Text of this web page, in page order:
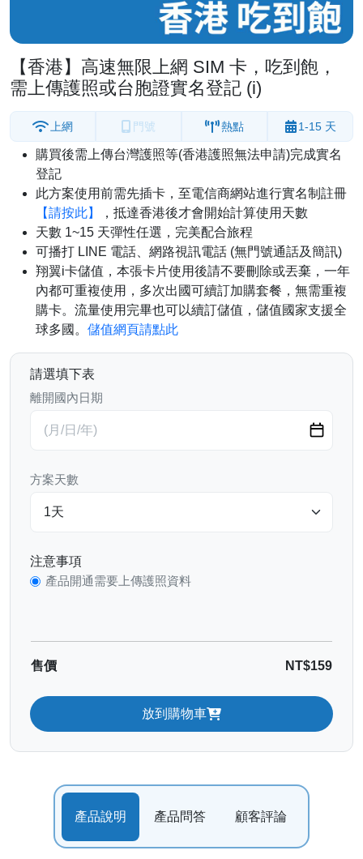
【香港】高速無限上網 SIM 卡，吃到飽，
需上傳護照或台胞證實名登記 (i)
上網 門號 熱點 1-15 天
購買後需上傳台灣護照等(香港護照無法申請)完成實名
登記
此方案使用前需先插卡，至電信商網站進行實名制註冊
【請按此】
，抵達香港後才會開始計算使用天數
天數 1~15 天彈性任選，完美配合旅程
可播打 LINE 電話、網路視訊電話 (無門號通話及簡訊)
翔翼i卡儲值，本張卡片使用後請不要刪除或丟棄，一年
內都可重複使用，多次出國可續訂加購套餐，無需重複
購卡。流量使用完畢也可以續訂儲值，儲值國家支援全
球多國。 儲值網頁請點此
請選填下表
離開國內日期
方案天數
注意事項
產品開通需要上傳護照資料
售價 NT$159
放到購物車
產品說明 產品問答 顧客評論